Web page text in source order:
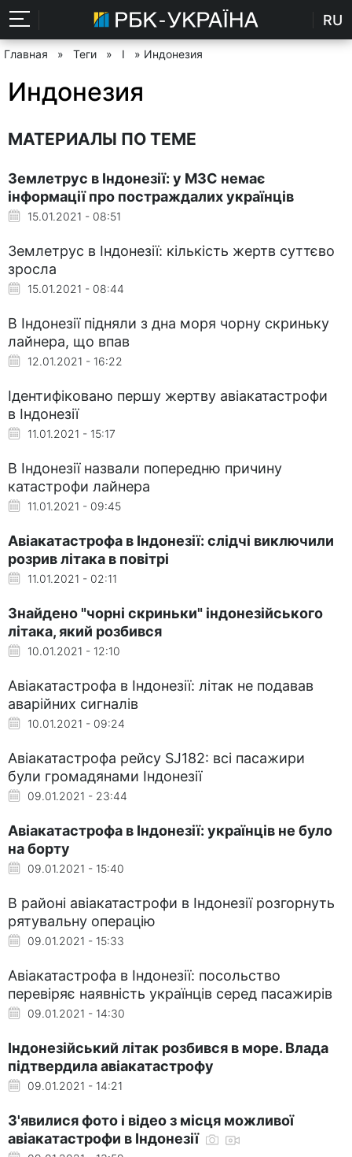
RU
Главная » Теги » І » Индонезия
Индонезия
МАТЕРИАЛЫ ПО ТЕМЕ
Землетрус в Індонезії: у МЗС немає
інформації про постраждалих українців
15.01.2021 - 08:51
Землетрус в Індонезії: кількість жертв суттєво
зросла
15.01.2021 - 08:44
В Індонезії підняли з дна моря чорну скриньку
лайнера, що впав
12.01.2021 - 16:22
Ідентифіковано першу жертву авіакатастрофи
в Індонезії
11.01.2021 - 15:17
В Індонезії назвали попередню причину
катастрофи лайнера
11.01.2021 - 09:45
Авіакатастрофа в Індонезії: слідчі виключили
розрив літака в повітрі
11.01.2021 - 02:11
Знайдено "чорні скриньки" індонезійського
літака, який розбився
10.01.2021 - 12:10
Авіакатастрофа в Індонезії: літак не подавав
аварійних сигналів
10.01.2021 - 09:24
Авіакатастрофа рейсу SJ182: всі пасажири
були громадянами Індонезії
09.01.2021 - 23:44
Авіакатастрофа в Індонезії: українців не було
на борту
09.01.2021 - 15:40
В районі авіакатастрофи в Індонезії розгорнуть
рятувальну операцію
09.01.2021 - 15:33
Авіакатастрофа в Індонезії: посольство
перевіряє наявність українців серед пасажирів
09.01.2021 - 14:30
Індонезійський літак розбився в море. Влада
підтвердила авіакатастрофу
09.01.2021 - 14:21
З'явилися фото і відео з місця можливої
авіакатастрофи в Індонезії